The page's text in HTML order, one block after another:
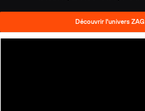
Découvrir l'univers ZAG